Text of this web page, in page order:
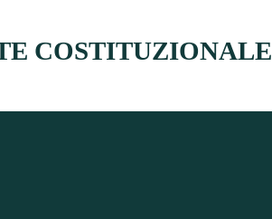
COSTITUZIONALE